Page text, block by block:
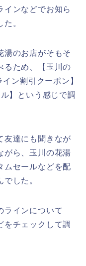
インなどでお知ら
。
湯のお店がそもそ
るため、【玉川の
ン割引クーポン】
】という感じで調
友達にも聞きなが
がら、玉川の花湯
ムセールなどを配
した。
ラインについて
をチェックして調